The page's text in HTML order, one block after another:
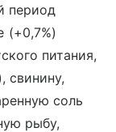
период
(+0,7%)
питания,
свинину,
соль
рыбу,